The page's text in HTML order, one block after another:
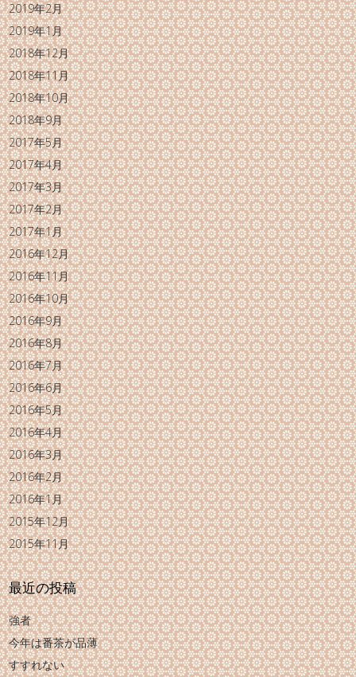
2019年2月
2019年1月
2018年12月
2018年11月
2018年10月
2018年9月
2017年5月
2017年4月
2017年3月
2017年2月
2017年1月
2016年12月
2016年11月
2016年10月
2016年9月
2016年8月
2016年7月
2016年6月
2016年5月
2016年4月
2016年3月
2016年2月
2016年1月
2015年12月
2015年11月
最近の投稿
強者
今年は番茶が品薄
すすれない